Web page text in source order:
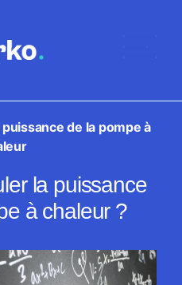
de la pompe à
la puissance
à chaleur ?